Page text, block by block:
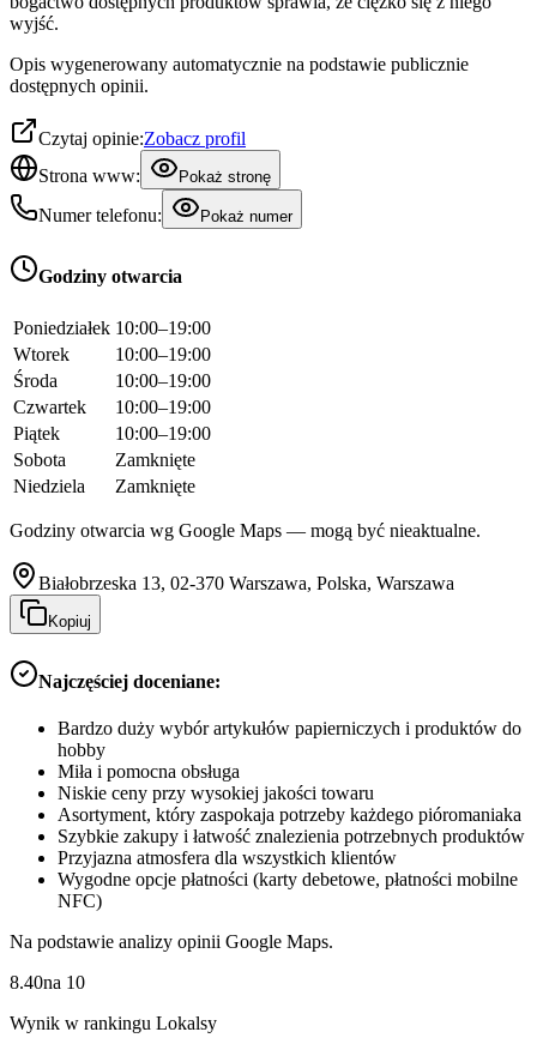
wyjść.
Opis wygenerowany automatycznie na podstawie publicznie
dostępnych opinii.
Czytaj opinie:Zobacz profil
Strona www:
Pokaż stronę
Numer telefonu: Pokaż numer
Godziny otwarcia
Poniedziałek 10:00–19:00
Wtorek
10:00–19:00
Środa
10:00–19:00
Czwartek
10:00–19:00
Piątek
10:00–19:00
Sobota
Zamknięte
Niedziela
Zamknięte
Godziny otwarcia wg Google Maps — mogą być nieaktualne.
Białobrzeska 13, 02-370 Warszawa, Polska, Warszawa
Kopiuj
Najczęściej doceniane:
Bardzo duży wybór artykułów papierniczych i produktów do
hobby
Miła i pomocna obsługa
Niskie ceny przy wysokiej jakości towaru
Asortyment, który zaspokaja potrzeby każdego pióromaniaka
Szybkie zakupy i łatwość znalezienia potrzebnych produktów
Przyjazna atmosfera dla wszystkich klientów
Wygodne opcje płatności (karty debetowe, płatności mobilne
NFC)
Na podstawie analizy opinii Google Maps.
8.40na 10
Wynik w rankingu Lokalsy